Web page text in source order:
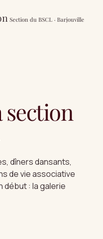
Section du BSCL · Barjouville
dîners dansants,
de vie associative
début : la galerie